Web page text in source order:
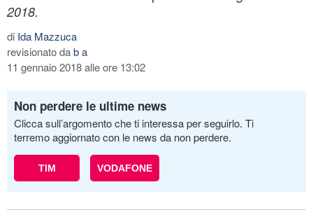
2018.
di Ida Mazzuca
revisionato dab a
11 gennaio 2018 alle ore 13:02
Non perdere le ultime news
Clicca sull’argomento che ti interessa per seguirlo. Ti
terremo aggiornato con le news da non perdere.
TIM VODAFONE